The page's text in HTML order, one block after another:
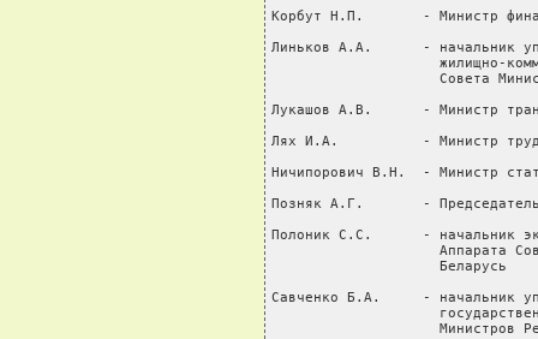
Корбут Н.П.       - Министр
Линьков А.А.      - начальник
жилищно-
Совета
Лукашов А.В.      - Министр
Лях И.А.          - Министр
Ничипорович В.Н.  - Министр
Позняк А.Г.       - Председатель
Полоник С.С.      - начальник
Аппарата
                    Беларусь
Савченко Б.А.     - начальник
Министров